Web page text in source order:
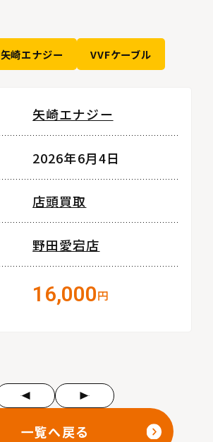
矢崎エナジー VVFケーブル
矢崎エナジー
2026年6月4日
店頭買取
野田愛宕店
16,000円
一覧へ戻る